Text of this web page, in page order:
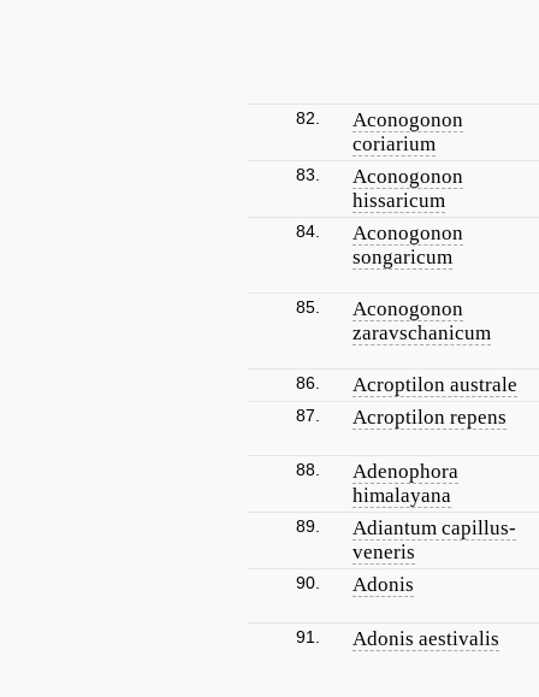
82.
Aconogonon
coriarium
83.
Aconogonon
hissaricum
84.
Aconogonon
songaricum
85.
Aconogonon
zaravschanicum
86. Acroptilon australe
87. Acroptilon repens
88.
Adenophora
himalayana
89.
Adiantum capillus-
veneris
90. Adonis
91. Adonis aestivalis